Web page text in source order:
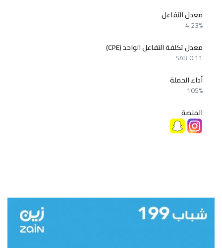
معدل التفاعل
4.23%
معدل تكلفة التفاعل الواحد (CPE)
SAR 0.11
أداء الحملة
105%
المنصة